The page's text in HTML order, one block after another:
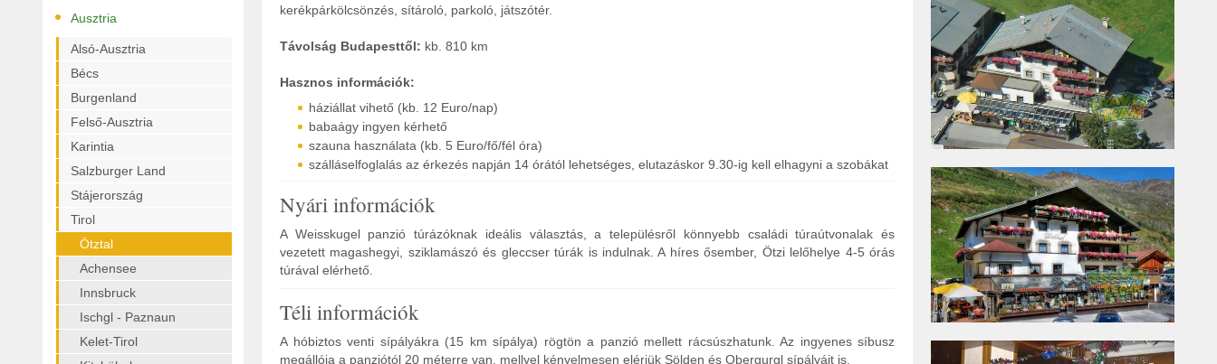
• Ausztria
Alsó-Ausztria
Bécs
Burgenland
Felső-Ausztria
Karintia
Salzburger Land
Stájerország
Tirol
Ötztal
Achensee
Innsbruck
Ischgl - Paznaun
Kelet-Tirol
kerékpárkölcsönzés, sítároló, parkoló, játszótér.
Távolság Budapesttől: kb. 810 km
Hasznos információk:
háziállat vihető (kb. 12 Euro/nap)
babaágy ingyen kérhető
szauna használata (kb. 5 Euro/fő/fél óra)
szálláselfoglalás az érkezés napján 14 órától lehetséges, elutazáskor 9.30-ig kell elhagyni a szobákat
Nyári információk
A Weisskugel panzió túrázóknak ideális választás, a településről könnyebb családi túraútvonalak és
vezetett magashegyi, sziklamászó és gleccser túrák is indulnak. A híres ősember, Ötzi lelőhelye 4-5 órás
túrával elérhető.
Téli információk
A hóbiztos venti sípályákra (15 km sípálya) rögtön a panzió mellett rácsúszhatunk. Az ingyenes síbusz
megállója a panziótól 20 méterre van, mellyel kényelmesen elérjük Sölden és Obergurgl sípályáit is.